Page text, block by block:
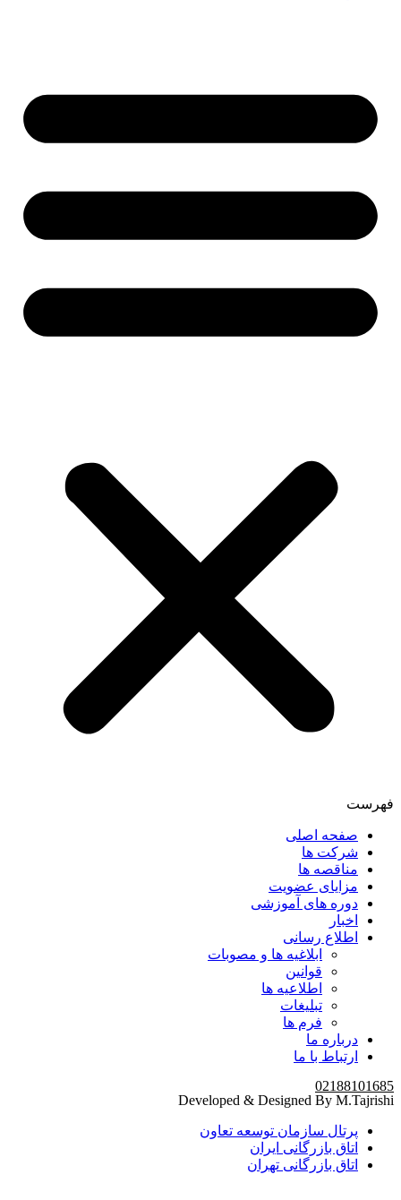
فهرست
صفحه اصلی
شرکت ها
مناقصه ها
مزایای عضویت
دوره های آموزشی
اخبار
اطلاع رسانی
ابلاغیه ها و مصوبات
قوانین
اطلاعیه ها
تبلیغات
فرم ها
درباره ما
ارتباط با ما
02188101685
Developed & Designed By M.Tajrishi
پرتال سازمان توسعه تعاون
اتاق بازرگانی ایران
اتاق بازرگانی تهران